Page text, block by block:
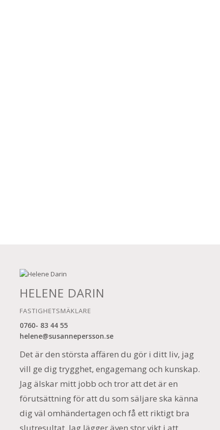
HELENE DARIN
FASTIGHETSMÄKLARE
0760- 83 44 55
helene@susannepersson.se
Det är den största affären du gör i ditt liv, jag
vill ge dig trygghet, engagemang och kunskap.
Jag älskar mitt jobb och tror att det är en
förutsättning för att du som säljare ska känna
dig väl omhändertagen och få ett riktigt bra